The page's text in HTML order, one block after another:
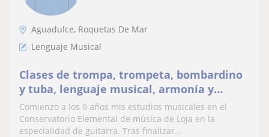
Aguadulce, Roquetas De Mar
Lenguaje Musical
Clases de trompa, trompeta, bombardino
y tuba, lenguaje musical, armonía y
preparación pruebas acceso a
conservatorios
Comienzo a los 9 años mis estudios musicales en el
Conservatorio Elemental de música de Loja en la
especialidad de guitarra. Tras finalizar...